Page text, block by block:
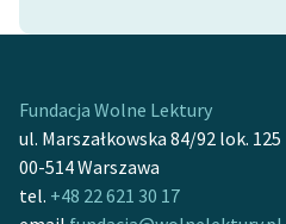
Kolekcje edukacyjne
twórców przechodzących
do domeny publicznej,
lektur szkolnych oraz
Fundacja Wolne Lektury
ul. Marszałkowska 84/92 lok. 125
00-514 Warszawa
tel. +48 22 621 30 17